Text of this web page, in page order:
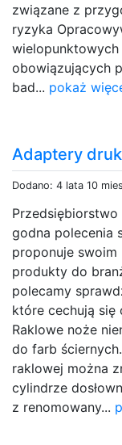
związane z
ryzyka
obowiązujących
bad... pokaż
Adaptery
Dodano: 4 lata 10
godna polecenia
proponuje swoim
produkty do
polecamy
które cechują się
Raklowe noże
do farb
raklowej można
cylindrze
z renomowany...